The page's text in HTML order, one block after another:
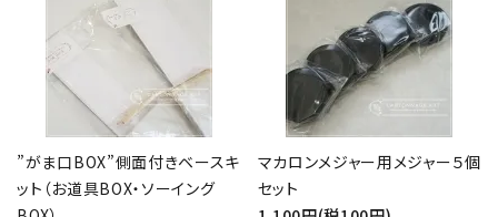
”がま口BOX”側面付きベースキ
ット（お道具BOX・ソーイング
マカロンメジャー用メジャー５個
セット